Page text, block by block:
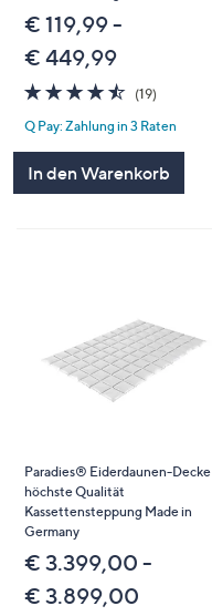
€ 119,99 -
€ 449,99
4.5
von
5
(19)19
Q Pay: Zahlung in 3 Raten
In den Warenkorb
Paradies® Eiderdaunen-Decke
höchste Qualität
Kassettensteppung Made in
Germany
€ 3.399,00 -
€ 3.899,00